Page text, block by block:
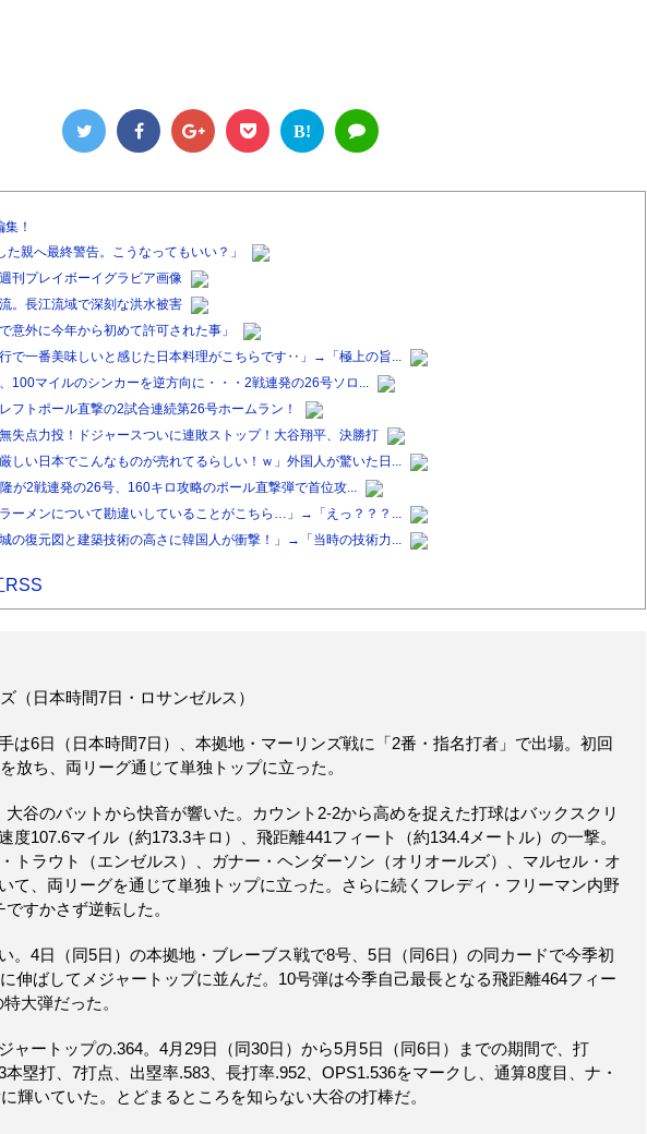
B!
！
た親へ最終警告。こうなってもいい？」
刊プレイボーイグラビア画像
。長江流域で深刻な洪水被害
意外に今年から初めて許可された事」
で一番美味しいと感じた日本料理がこちらです‥」→「極上の旨...
100マイルのシンカーを逆方向に・・・2戦連発の26号ソロ...
フトポール直撃の2試合連続第26号ホームラン！
点力投！ドジャースついに連敗ストップ！大谷翔平、決勝打
しい日本でこんなものが売れてるらしい！ｗ」外国人が驚いた日...
が2戦連発の26号、160キロ攻略のポール直撃弾で首位攻...
ーメンについて勘違いしていることがこちら…」→「えっ？？？...
の復元図と建築技術の高さに韓国人が衝撃！」→「当時の技術力...
RSS
（日本時間7日・ロサンゼルス）
は6日（日本時間7日）、本拠地・マーリンズ戦に「2番・指名打者」で出場。初回
放ち、両リーグ通じて単独トップに立った。
谷のバットから快音が響いた。カウント2-2から高めを捉えた打球はバックスクリ
度107.6マイル（約173.3キロ）、飛距離441フィート（約134.4メートル）の一撃。
トラウト（エンゼルス）、ガナー・ヘンダーソン（オリオールズ）、マルセル・オ
て、両リーグを通じて単独トップに立った。さらに続くフレディ・フリーマン内野
すかさず逆転した。
。4日（同5日）の本拠地・ブレーブス戦で8号、5日（同6日）の同カードで今季初
伸ばしてメジャートップに並んだ。10号弾は今季自己最長となる飛距離464フィー
大弾だった。
ャートップの.364。4月29日（同30日）から5月5日（同6日）までの期間で、打
塁打、7打点、出塁率.583、長打率.952、OPS1.536をマークし、通算8度目、ナ・
輝いていた。とどまるところを知らない大谷の打棒だ。